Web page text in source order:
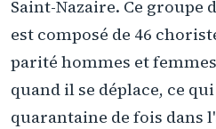
Saint-Nazaire. Ce groupe
est composé de 46
parité hommes et
quand il se déplace, ce
quarantaine de fois dans